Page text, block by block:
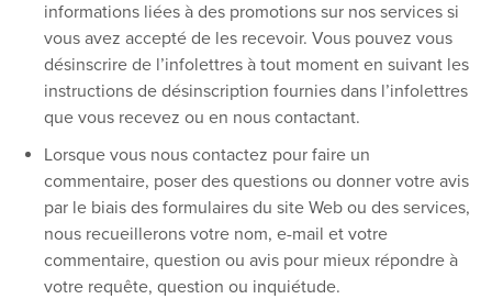
informations liées à des promotions sur nos services si
vous avez accepté de les recevoir. Vous pouvez vous
désinscrire de l’infolettres à tout moment en suivant les
instructions de désinscription fournies dans l’infolettres
que vous recevez ou en nous contactant.
Lorsque vous nous contactez pour faire un
commentaire, poser des questions ou donner votre avis
par le biais des formulaires du site Web ou des services,
nous recueillerons votre nom, e-mail et votre
commentaire, question ou avis pour mieux répondre à
votre requête, question ou inquiétude.